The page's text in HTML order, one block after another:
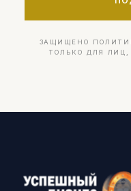
ЗАЩИЩЕНО
ТОЛЬКО ДЛЯ